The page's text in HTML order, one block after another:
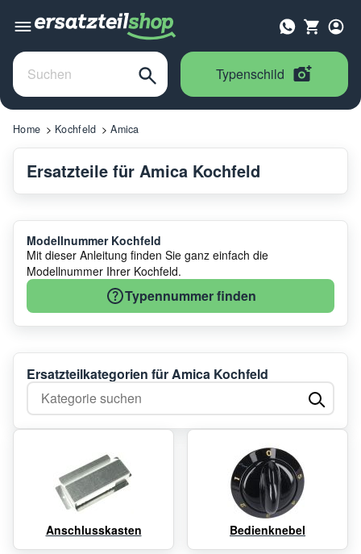
Typenschild
Home Kochfeld Amica
Ersatzteile für Amica Kochfeld
Modellnummer Kochfeld
Mit dieser Anleitung finden Sie ganz einfach die
Modellnummer Ihrer Kochfeld.
Typennummer finden
Ersatzteilkategorien für Amica Kochfeld
Kategorie suchen
Anschlusskasten Bedienknebel